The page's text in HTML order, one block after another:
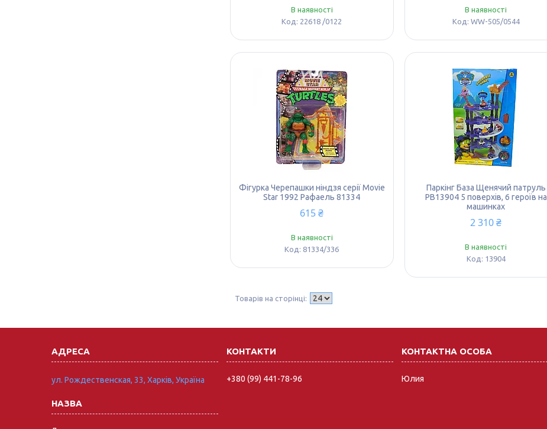
В наявності
22618 /0122
В наявності
WW-505/0544
Фігурка Черепашки ніндзя серії Movie
Star 1992 Рафаель 81334
615 ₴
В наявності
81334/336
Паркінг База Щенячий патруль
PB13904 5 поверхів, 6 героїв на
машинках
2 310 ₴
В наявності
13904
ул. Рождественская, 33, Харків, Україна +380 (99) 441-78-96 Юлия